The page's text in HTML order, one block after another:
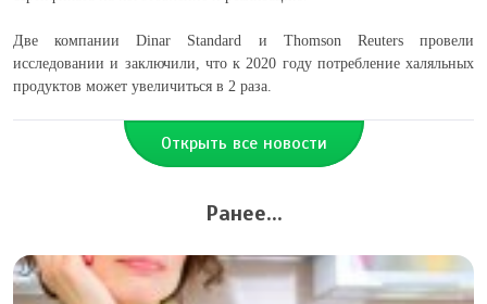
Две компании Dinar Standard и Thomson Reuters провели
исследовании и заключили, что к 2020 году потребление халяльных
продуктов может увеличиться в 2 раза.
Открыть все новости
Ранее...